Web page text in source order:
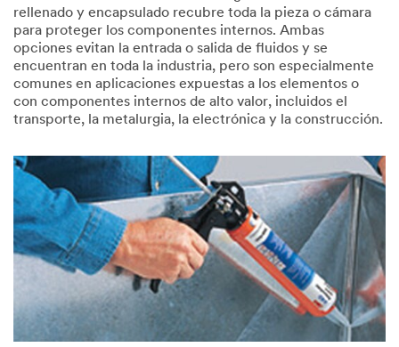
rellenado y encapsulado recubre toda la pieza o cámara
para proteger los componentes internos. Ambas
opciones evitan la entrada o salida de fluidos y se
encuentran en toda la industria, pero son especialmente
comunes en aplicaciones expuestas a los elementos o
con componentes internos de alto valor, incluidos el
transporte, la metalurgia, la electrónica y la construcción.